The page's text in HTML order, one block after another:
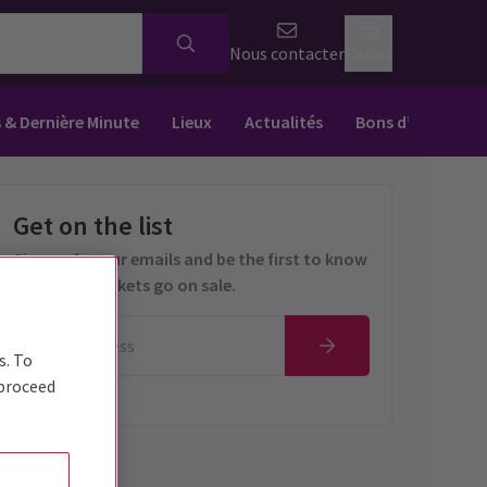
Nous contacter
& Dernière Minute Lieux Actualités Bons d’achat
Get on the list
Sign up for our emails and be the first to know
as soon as tickets go on sale.
To